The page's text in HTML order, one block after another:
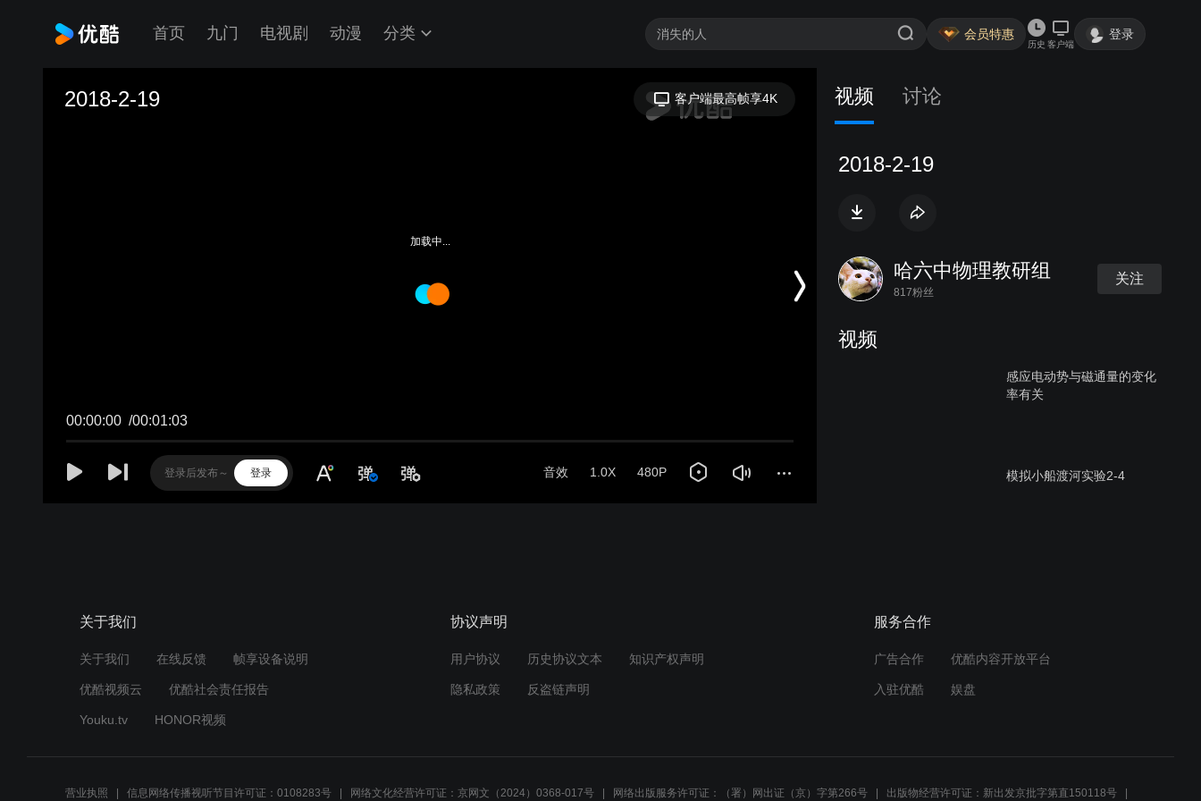
首页 九门 电视剧 动漫 分类 会员特惠
历史 客户端
登录
2018-2-19 客户端最高帧享4K
00:00:00 /00:01:03
登录 音效 1.0X 480P
加载中...
视频 讨论
2018-2-19
哈六中物理教研组
817粉丝
关注
视频
感应电动势与磁通量的变化
率有关
模拟小船渡河实验2-4
关于我们
关于我们 在线反馈 帧享设备说明
优酷视频云 优酷社会责任报告
Youku.tv HONOR视频
协议声明
用户协议 历史协议文本 知识产权声明
隐私政策 反盗链声明
服务合作
广告合作 优酷内容开放平台
入驻优酷 娱盘
营业执照 信息网络传播视听节目许可证：0108283号 网络文化经营许可证：京网文（2024）0368-017号 网络出版服务许可证：（署）网出证（京）字第266号 出版物经营许可证：新出发京批字第直150118号